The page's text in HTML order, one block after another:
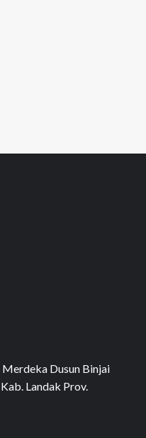
Merdeka Dusun Binjai
Landak Prov.